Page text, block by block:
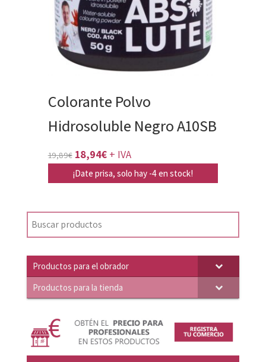
Colorante Polvo
Hidrosoluble Negro A10SB
19,89€ El
precio
19,89€.
18,94€El
precio
+ IVA
¡Date prisa, solo hay -4 en stock!
Productos para el obrador
Productos para la tienda